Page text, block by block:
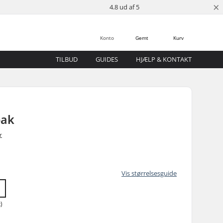
4.8 ud af 5 ×
Kurv
Gemt
Konto
TILBUD GUIDES HJÆLP & KONTAKT
Vis størrelsesguide